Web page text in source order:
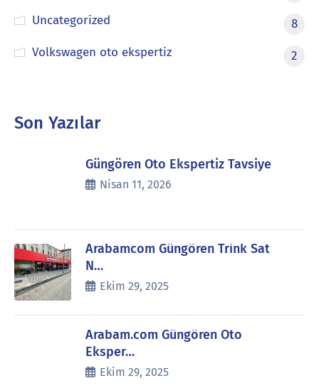
Uncategorized
8
Volkswagen oto ekspertiz
2
Son Yazılar
Güngören Oto Ekspertiz Tavsiye
Nisan 11, 2026
Arabamcom Güngören Trink Sat
N…
Ekim 29, 2025
Arabam.com Güngören Oto
Eksper…
Ekim 29, 2025